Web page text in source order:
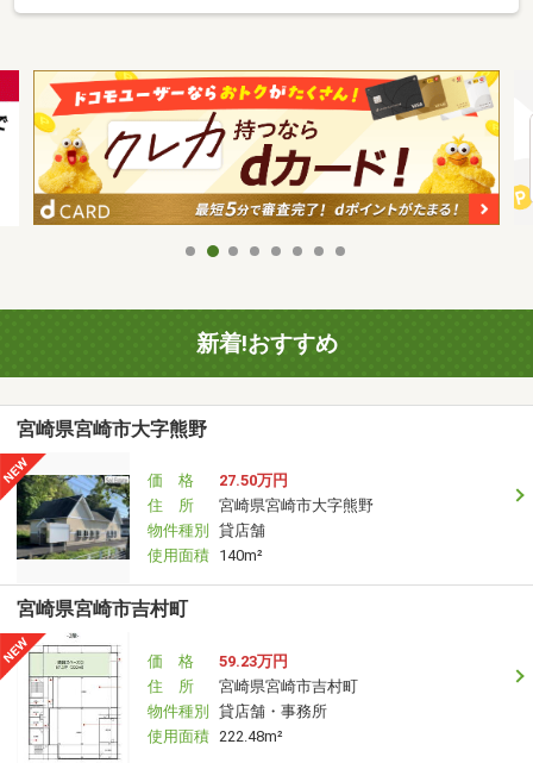
新着!おすすめ
宮崎県宮崎市大字熊野
価 格
27.50万円
住 所
宮崎県宮崎市大字熊野
物件種別
貸店舗
使用面積 140m²
宮崎県宮崎市吉村町
価 格
59.23万円
住 所
宮崎県宮崎市吉村町
物件種別
貸店舗・事務所
使用面積 222.48m²